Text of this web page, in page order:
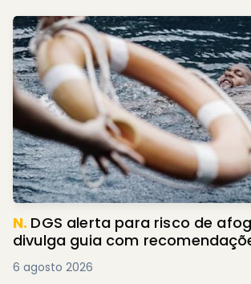
N. DGS alerta para risco de
divulga guia com
6 agosto 2026